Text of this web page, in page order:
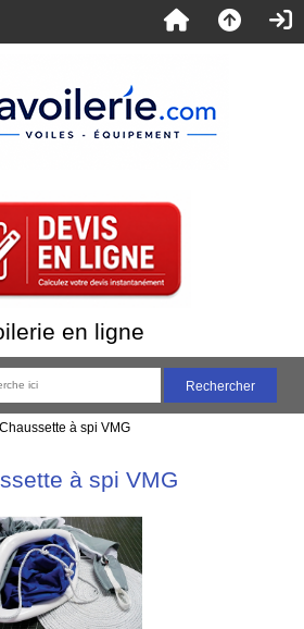
en ligne
à spi VMG
à spi VMG